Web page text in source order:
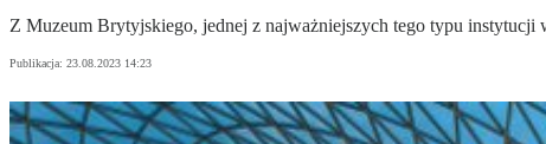
Z Muzeum Brytyjskiego, jednej z najważniejszych tego typu
Publikacja: 23.08.2023 14:23